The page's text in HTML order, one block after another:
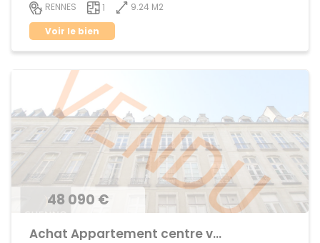
RENNES 1
9.24 M2
Voir le bien
48 090 €
Achat Appartement centre ville